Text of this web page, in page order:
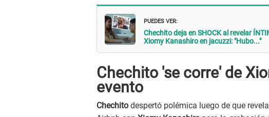
PUEDES VER:
Chechito deja en SHOCK al revelar
Xiomy Kanashiro en jacuzzi: "Hubo..."
Chechito 'se corre' de
evento
Chechito despertó polémica luego de que